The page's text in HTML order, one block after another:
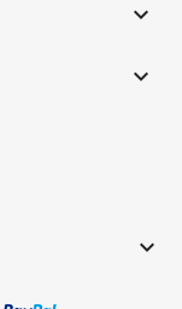


